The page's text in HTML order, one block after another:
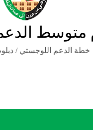
متوسط
خطة الدعم اللوجستي / دبلوم 2025-